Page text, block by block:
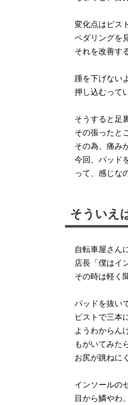
変化点はピス
ペダリングを
それを改善す
踵を下げない
押し込むって
そうすると足
その張ったと
その為、痛み
今回、パッド
って、感じな
そういえ
自転車屋さん
店長「僕はイ
その時は軽く
パッドを抜い
ピストで三本
ようわからん
もがいてみた
お尻が跳ねに
インソールの
目から鱗やわ